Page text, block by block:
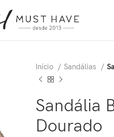
Início Sandálias
Sandália
Dourado